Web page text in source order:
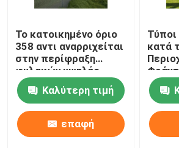
Το κατοικημένο όριο
358 αντι αναρριχείται
στην περίφραξη
φυλακών υψηλής
ασφαλείας φρακτών
Καλύτερη τιμή
επαφή
κατά